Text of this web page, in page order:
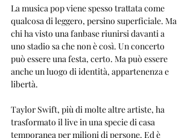
La musica pop viene spesso trattata come
qualcosa di leggero, persino superficiale. Ma
chi ha visto una fanbase riunirsi davanti a
uno stadio sa che non è così. Un concerto
può essere una festa, certo. Ma può essere
anche un luogo di identità, appartenenza e
libertà.
Taylor Swift, più di molte altre artiste, ha
trasformato il live in una specie di casa
temporanea per milioni di persone. Ed è